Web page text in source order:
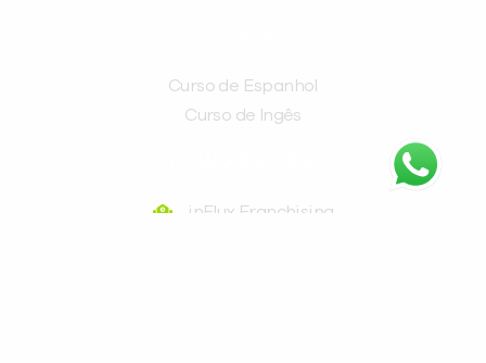
Curso de Espanhol
Curso de Ingês
inFlux Franchising